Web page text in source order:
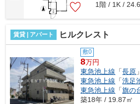
1階 / 1K /
賃貸 | アパート ヒルクレスト
敷0
8万円
東急池上線 「長原
東急池上線 「洗足
東急池上線 「旗の
築18年 / 19.87㎡